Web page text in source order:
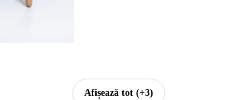
Afișează tot (+3)